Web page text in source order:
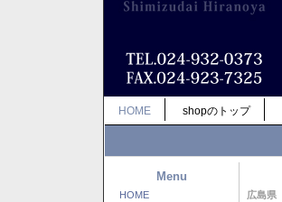
HOME shopのトップ
Menu
HOME 広島県